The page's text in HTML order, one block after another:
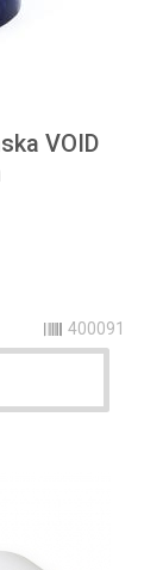
VOID
400091